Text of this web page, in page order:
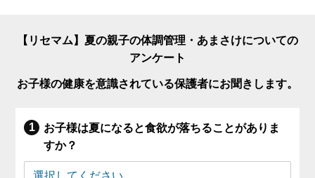
【リセマム】夏の親子の体調管理・あまさけについての
アンケート
お子様の健康を意識されている保護者にお聞きします。
お子様は夏になると食欲が落ちることがありま
すか？